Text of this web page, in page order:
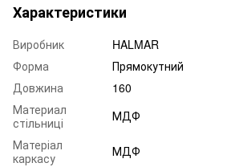
Характеристики
Виробник
HALMAR
Форма
Прямокутний
Довжина
160
Материал
стільниці
МДФ
Матеріал
каркасу
МДФ